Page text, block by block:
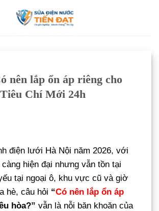
nên lắp ổn áp riêng cho
Chí Mới 24h
điện lưới Hà Nội năm 2026, với
hiện đại nhưng vẫn tồn tại
tại ngoại ô, khu vực cũ và giờ
hè, câu hỏi “Có nên lắp ổn áp
hòa?” vẫn là nỗi băn khoăn của